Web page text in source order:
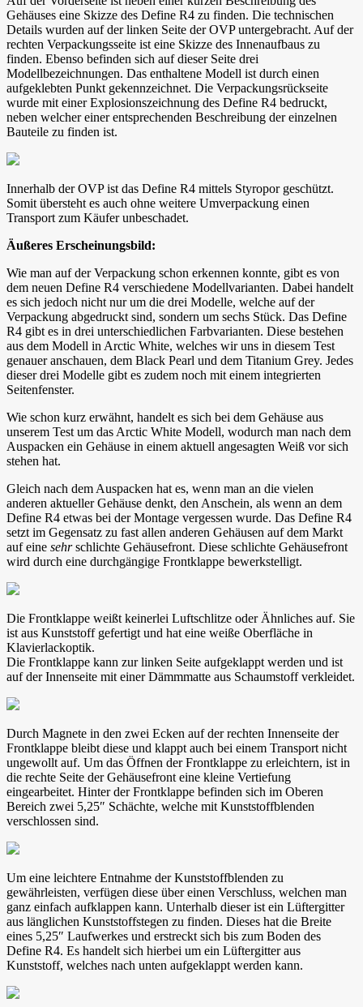
Gehäuses eine Skizze des Define R4 zu finden. Die technischen
Details wurden auf der linken Seite der OVP untergebracht. Auf der
rechten Verpackungsseite ist eine Skizze des Innenaufbaus zu
finden. Ebenso befinden sich auf dieser Seite drei
Modellbezeichnungen. Das enthaltene Modell ist durch einen
aufgeklebten Punkt gekennzeichnet. Die Verpackungsrückseite
wurde mit einer Explosionszeichnung des Define R4 bedruckt,
neben welcher einer entsprechenden Beschreibung der einzelnen
Bauteile zu finden ist.
Innerhalb der OVP ist das Define R4 mittels Styropor geschützt.
Somit übersteht es auch ohne weitere Umverpackung einen
Transport zum Käufer unbeschadet.
Äußeres Erscheinungsbild:
Wie man auf der Verpackung schon erkennen konnte, gibt es von
dem neuen Define R4 verschiedene Modellvarianten. Dabei handelt
es sich jedoch nicht nur um die drei Modelle, welche auf der
Verpackung abgedruckt sind, sondern um sechs Stück. Das Define
R4 gibt es in drei unterschiedlichen Farbvarianten. Diese bestehen
aus dem Modell in Arctic White, welches wir uns in diesem Test
genauer anschauen, dem Black Pearl und dem Titanium Grey. Jedes
dieser drei Modelle gibt es zudem noch mit einem integrierten
Seitenfenster.
Wie schon kurz erwähnt, handelt es sich bei dem Gehäuse aus
unserem Test um das Arctic White Modell, wodurch man nach dem
Auspacken ein Gehäuse in einem aktuell angesagten Weiß vor sich
stehen hat.
Gleich nach dem Auspacken hat es, wenn man an die vielen
anderen aktueller Gehäuse denkt, den Anschein, als wenn an dem
Define R4 etwas bei der Montage vergessen wurde. Das Define R4
setzt im Gegensatz zu fast allen anderen Gehäusen auf dem Markt
auf eine sehrschlichte Gehäusefront. Diese schlichte Gehäusefront
wird durch eine durchgängige Frontklappe bewerkstelligt.
Die Frontklappe weißt keinerlei Luftschlitze oder Ähnliches auf. Sie
ist aus Kunststoff gefertigt und hat eine weiße Oberfläche in
Klavierlackoptik.
Die Frontklappe kann zur linken Seite aufgeklappt werden und ist
auf der Innenseite mit einer Dämmmatte aus Schaumstoff verkleidet.
Durch Magnete in den zwei Ecken auf der rechten Innenseite der
Frontklappe bleibt diese und klappt auch bei einem Transport nicht
ungewollt auf. Um das Öffnen der Frontklappe zu erleichtern, ist in
die rechte Seite der Gehäusefront eine kleine Vertiefung
eingearbeitet. Hinter der Frontklappe befinden sich im Oberen
Bereich zwei 5,25″ Schächte, welche mit Kunststoffblenden
verschlossen sind.
Um eine leichtere Entnahme der Kunststoffblenden zu
gewährleisten, verfügen diese über einen Verschluss, welchen man
ganz einfach aufklappen kann. Unterhalb dieser ist ein Lüftergitter
aus länglichen Kunststoffstegen zu finden. Dieses hat die Breite
eines 5,25″ Laufwerkes und erstreckt sich bis zum Boden des
Define R4. Es handelt sich hierbei um ein Lüftergitter aus
Kunststoff, welches nach unten aufgeklappt werden kann.